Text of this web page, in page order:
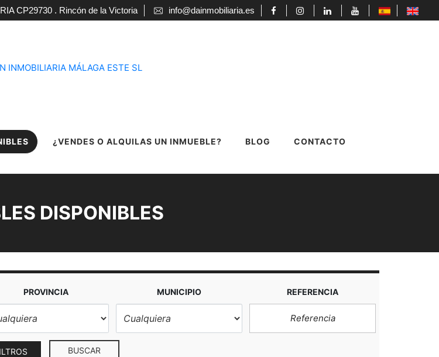
CP29730 . Rincón de la Victoria info@dainmobiliaria.es
¿VENDES O ALQUILAS UN INMUEBLE? BLOG CONTACTO
DISPONIBLES
PROVINCIA MUNICIPIO REFERENCIA
BUSCAR